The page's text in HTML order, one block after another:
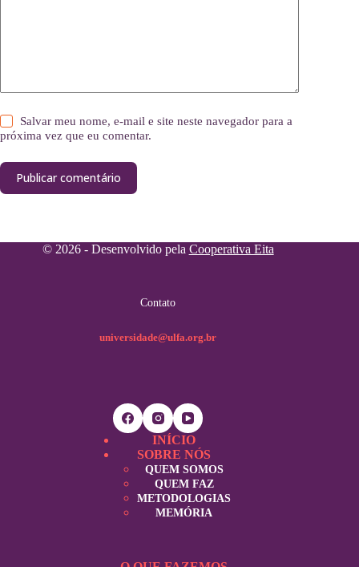
Salvar meu nome, e-mail e site neste navegador para a
próxima vez que eu comentar.
Publicar comentário
© 2026 - Desenvolvido pela Cooperativa Eita
Contato
universidade@ulfa.org.br
INÍCIO
SOBRE NÓS
QUEM SOMOS
QUEM FAZ
METODOLOGIAS
MEMÓRIA